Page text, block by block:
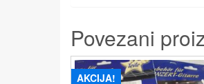
Povezani
AKCIJA!